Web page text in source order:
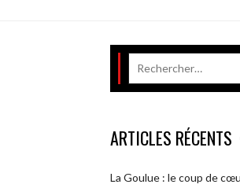
ARTICLES RÉCENTS
La Goulue : le coup de